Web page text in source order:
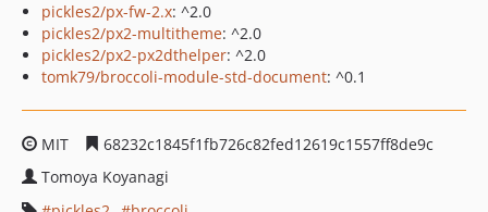
pickles2/px-fw-2.x: ^2.0
pickles2/px2-multitheme: ^2.0
pickles2/px2-px2dthelper: ^2.0
tomk79/broccoli-module-std-document: ^0.1
MIT
68232c1845f1fb726c82fed12619c1557ff8de9c
Tomoya Koyanagi